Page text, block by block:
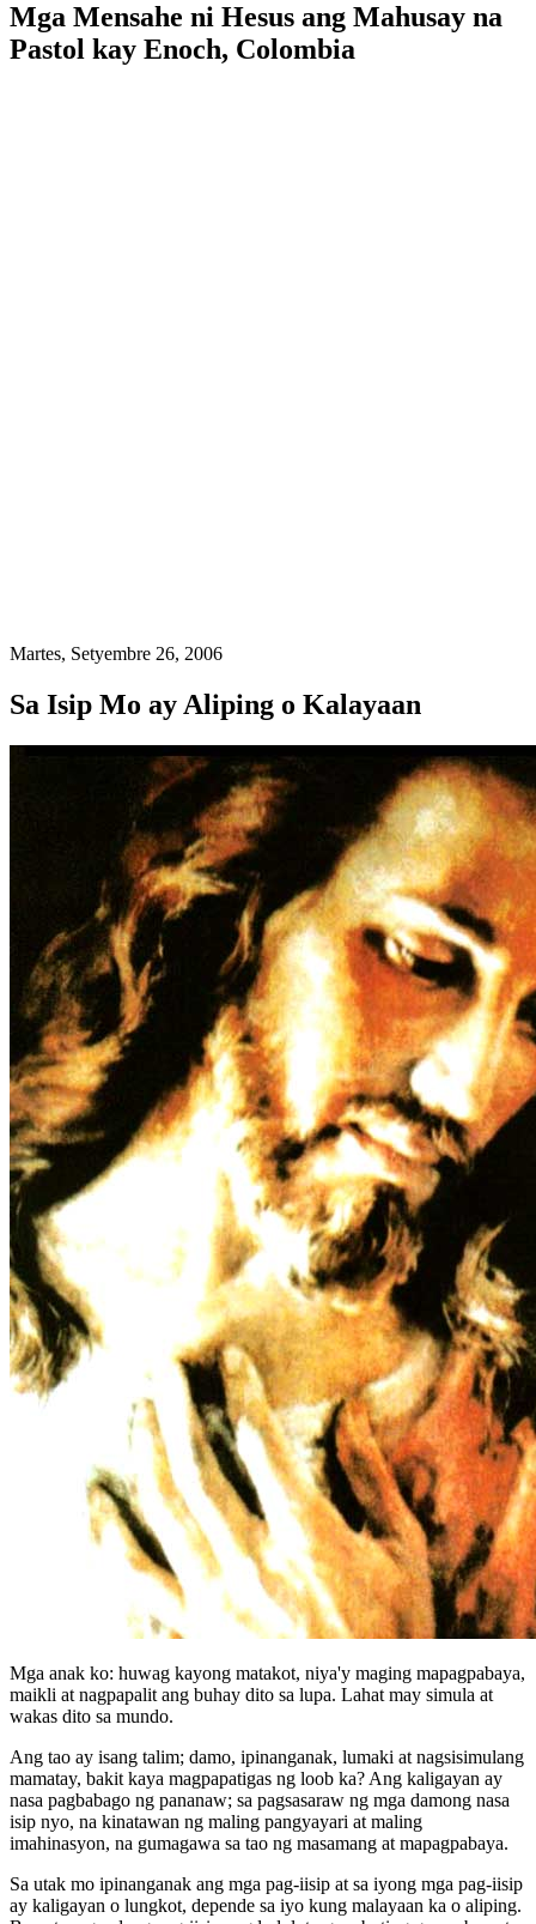
Mga Mensahe ni Hesus ang Mahusay na
Pastol kay Enoch, Colombia
Martes, Setyembre 26, 2006
Sa Isip Mo ay Aliping o Kalayaan
Mga anak ko: huwag kayong matakot, niya'y maging mapagpabaya,
maikli at nagpapalit ang buhay dito sa lupa. Lahat may simula at
wakas dito sa mundo.
Ang tao ay isang talim; damo, ipinanganak, lumaki at nagsisimulang
mamatay, bakit kaya magpapatigas ng loob ka? Ang kaligayan ay
nasa pagbabago ng pananaw; sa pagsasaraw ng mga damong nasa
isip nyo, na kinatawan ng maling pangyayari at maling
imahinasyon, na gumagawa sa tao ng masamang at mapagpabaya.
Sa utak mo ipinanganak ang mga pag-iisip at sa iyong mga pag-iisip
ay kaligayan o lungkot, depende sa iyo kung malayaan ka o aliping.